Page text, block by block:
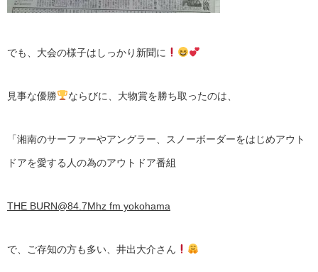
でも、大会の様子はしっかり新聞に
見事な優勝 ならびに、大物賞を勝ち取ったのは、
「湘南のサーファーやアングラー、スノーボーダーをはじめアウト
ドアを愛する人の為のアウトドア番組
THE BURN@84.7Mhz fm yokohama
で、ご存知の方も多い、井出大介さん